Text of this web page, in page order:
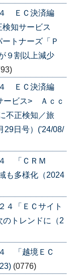
４ ＥＣ決済編
知サービス
トナーズ「Ｐ
９割以上減少
４ ＥＣ決済編
ービス> Ａｃｃ
不正検知／旅
29日号）('24/08/
４ 「ＣＲＭ
も多様化（2024
４「ＥＣサイト
のトレンドに（2
「越境ＥＣ
(0776)